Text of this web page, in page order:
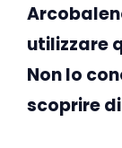
utilizzare
Non lo
scoprire